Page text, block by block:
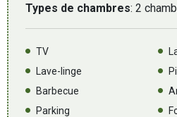
Types de chambres: 2
TV
Lave-linge
Barbecue
Parking